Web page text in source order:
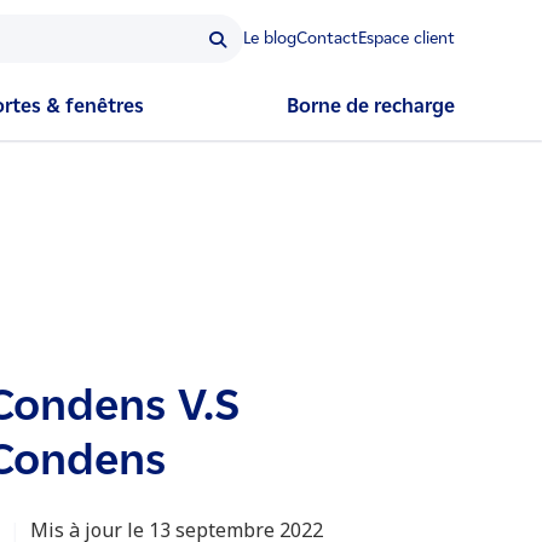
Le blogContactEspace client
& fenêtres Borne de recharge
V.S
Mis à jour le 13 septembre 2022